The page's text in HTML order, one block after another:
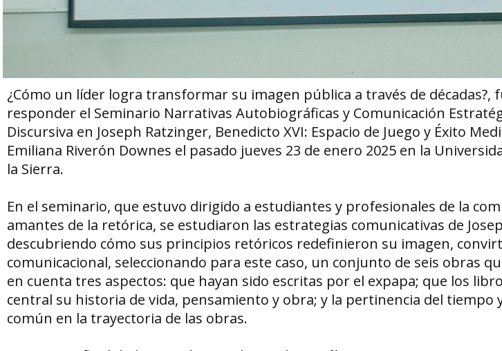
¿Cómo un líder logra transformar su imagen pública a través de
responder el Seminario Narrativas Autobiográficas y Comunicación
Discursiva en Joseph Ratzinger, Benedicto XVI: Espacio de Juego y Éxito
Emiliana Riverón Downes el pasado jueves 23 de enero 2025 en la
la Sierra.
En el seminario, que estuvo dirigido a estudiantes y profesionales de la
amantes de la retórica, se estudiaron las estrategias comunicativas de
descubriendo cómo sus principios retóricos redefinieron su imagen,
comunicacional, seleccionando para este caso, un conjunto de seis obras
en cuenta tres aspectos: que hayan sido escritas por el expapa; que los
central su historia de vida, pensamiento y obra; y la pertinencia del tiempo
común en la trayectoria de las obras.